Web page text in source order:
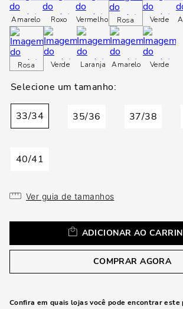
Amarelo Roxo Vermelho Rosa Verde
Rosa Verde Laranja Amarelo Verde
33/34 35/36 37/38
40/41
Ver guia de tamanhos
ADICIONAR AO
COMPRAR AGORA
Confira em quais lojas você pode encontrar este